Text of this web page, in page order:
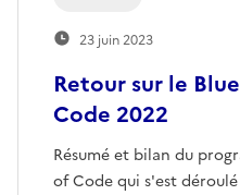
Retour sur le
Code 2022
Résumé et bilan du
of Code qui s'est
23 juin 2023